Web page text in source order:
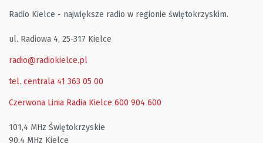
Radio Kielce - największe radio w regionie świętokrzyskim.
ul. Radiowa 4, 25-317 Kielce
radio@radiokielce.pl
tel. centrala 41 363 05 00
Czerwona Linia Radia Kielce 600 904 600
101,4 MHz Świętokrzyskie
90,4 MHz Kielce